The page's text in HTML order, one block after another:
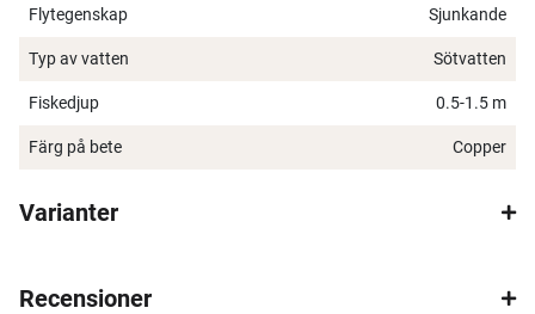
Flytegenskap Sjunkande
Typ av vatten Sötvatten
Fiskedjup 0.5-1.5 m
Färg på bete Copper
Varianter
Recensioner